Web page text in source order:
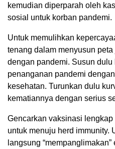
kemudian diperparah oleh
sosial untuk korban pandemi.
Untuk memulihkan
tenang dalam menyusun
dengan pandemi. Susun
penanganan pandemi
kesehatan. Turunkan dulu
kematiannya dengan serius
Gencarkan vaksinasi
untuk menuju herd immunity.
langsung